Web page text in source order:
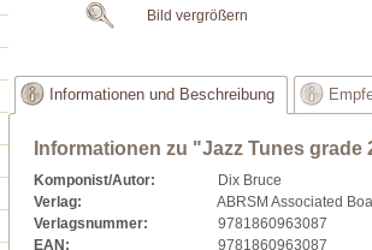
Bild vergrößern
Informationen und Beschreibung
Informationen zu "Jazz Tunes
Komponist/Autor:
Dix Bruce
Verlag:
ABRSM Associated
Verlagsnummer:
9781860963087
EAN:
9781860963087